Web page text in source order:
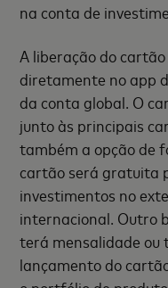
na conta de
A liberação do
diretamente no app
da conta global. O
junto às principais
também a opção de
cartão será gratuita
investimentos no
internacional. Outro
terá mensalidade ou
lançamento do